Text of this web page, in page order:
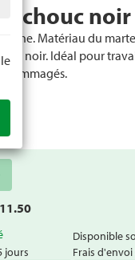
frêne. Matériau du
: noir. Idéal pour
11.50
jours
Disponible
Frais d'envoi